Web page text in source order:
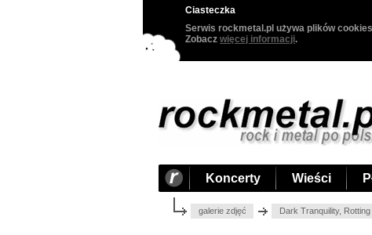
Ciasteczka
Serwis rockmetal.pl używa plików
Zobacz więcej informacji.
Koncerty Wieści
galerie zdjęć Dark Tranquility,